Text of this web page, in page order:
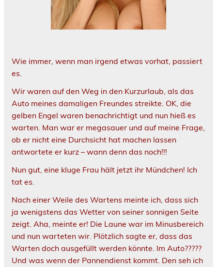
Wie immer, wenn man irgend etwas vorhat, passiert
es.
Wir waren auf den Weg in den Kurzurlaub, als das
Auto meines damaligen Freundes streikte. OK, die
gelben Engel waren benachrichtigt und nun hieß es
warten. Man war er megasauer und auf meine Frage,
ob er nicht eine Durchsicht hat machen lassen
antwortete er kurz – wann denn das noch!!!
Nun gut, eine kluge Frau hält jetzt ihr Mündchen! Ich
tat es.
Nach einer Weile des Wartens meinte ich, dass sich
ja wenigstens das Wetter von seiner sonnigen Seite
zeigt. Aha, meinte er! Die Laune war im Minusbereich
und nun warteten wir. Plötzlich sagte er, dass das
Warten doch ausgefüllt werden könnte. Im Auto?????
Und was wenn der Pannendienst kommt. Den seh ich